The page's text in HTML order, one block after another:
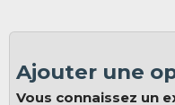
Ajouter une
Vous connaissez un